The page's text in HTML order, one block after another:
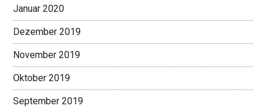
Januar 2020
Dezember 2019
November 2019
Oktober 2019
September 2019